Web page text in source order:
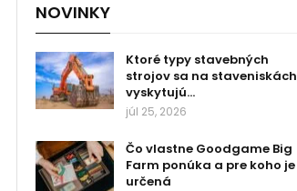
NOVINKY
Ktoré typy stavebných
strojov sa na staveniskách
vyskytujú…
júl 25, 2026
Čo vlastne Goodgame Big
Farm ponúka a pre koho je
určená